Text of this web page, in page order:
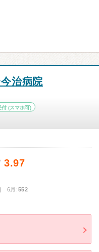
治病院
付 (スマホ可)
3.97
6月:552